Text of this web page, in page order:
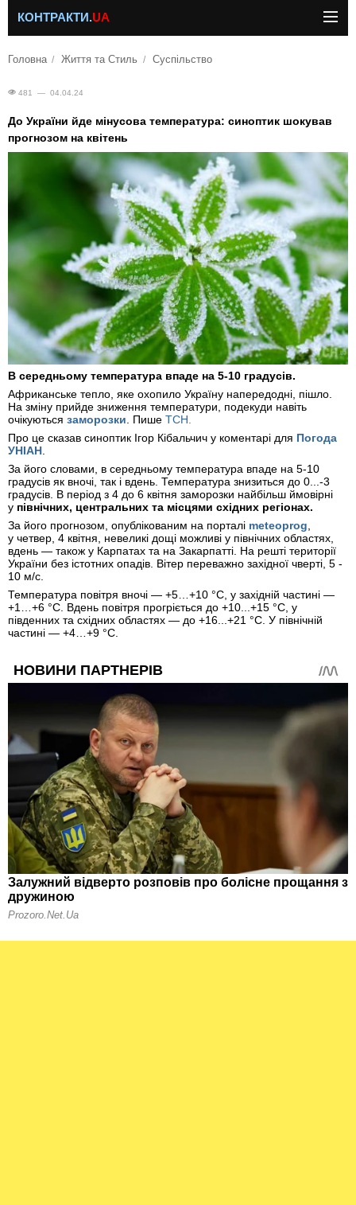
КОНТРАКТИ.UA
Головна Життя та Стиль Суспільство
481 — 04.04.24
До України йде мінусова температура: синоптик шокував
прогнозом на квітень
В середньому температура впаде на 5-10 градусів.
Африканське тепло, яке охопило Україну напередодні, пішло.
На зміну прийде зниження температури, подекуди навіть
очікуються заморозки. Пише ТСН.
Про це сказав синоптик Ігор Кібальчич у коментарі для Погода
УНІАН.
За його словами, в середньому температура впаде на 5-10
градусів як вночі, так і вдень. Температура знизиться до 0...-3
градусів. В період з 4 до 6 квітня заморозки найбільш ймовірні
у північних, центральних та місцями східних регіонах.
За його прогнозом, опублікованим на порталі meteoprog,
у четвер, 4 квітня, невеликі дощі можливі у північних областях,
вдень — також у Карпатах та на Закарпатті. На решті території
України без істотних опадів. Вітер переважно західної чверті, 5 -
10 м/с.
Температура повітря вночі — +5…+10 °С, у західній частині —
+1…+6 °С. Вдень повітря прогріється до +10...+15 °С, у
південних та східних областях — до +16...+21 °С. У північній
частині — +4…+9 °С.